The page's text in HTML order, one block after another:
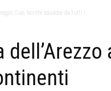
Cup. Iscritte squadre da tutti i...